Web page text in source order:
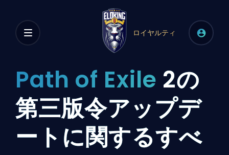
ロイヤルティ
Path of Exile 2の
第三版令アップデ
ートに関するすべ